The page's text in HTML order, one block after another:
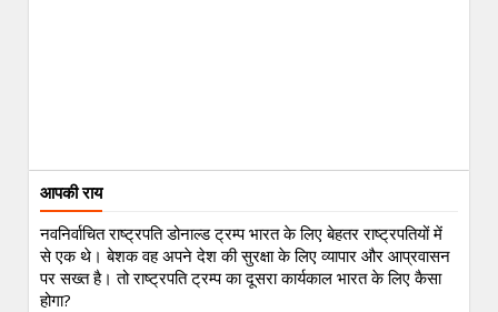
आपकी राय
नवनिर्वाचित राष्ट्रपति डोनाल्ड ट्रम्प भारत के लिए बेहतर राष्ट्रपतियों में
से एक थे। बेशक वह अपने देश की सुरक्षा के लिए व्यापार और आप्रवासन
पर सख्त है। तो राष्ट्रपति ट्रम्प का दूसरा कार्यकाल भारत के लिए कैसा
होगा?